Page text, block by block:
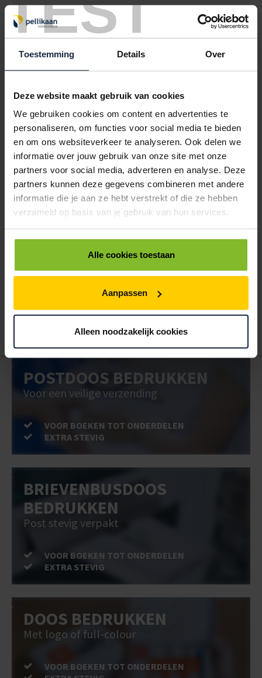
Toestemming Details Over
Deze website maakt gebruik van cookies
We gebruiken cookies om content en advertenties te
personaliseren, om functies voor social media te bieden
en om ons websiteverkeer te analyseren. Ook delen we
informatie over jouw gebruik van onze site met onze
partners voor social media, adverteren en analyse. Deze
partners kunnen deze gegevens combineren met andere
informatie die je aan ze hebt verstrekt of die ze hebben
verzameld op basis van je gebruik van hun services.
Alle cookies toestaan
Aanpassen
Alleen noodzakelijk cookies
KORTINGSETIKETTEN 50% ROOD 30MM ROND
< 1000
1000
€5,19
€5,03 €4,86
KORTINGSETIKETTEN 60% ORANJE 30MM ROND
< 1000
2500
€5,19
9401530 €0,00
KORTINGSETIKETTEN 70% LILA 30MM ROND
< 1000
1000
2500
€5,19
€5,03 €4,86
Hoe werkt een bestellijst?
Wanneer u bent ingelogd, kunt u een eigen bestellijst maken.
Gebruik bestel- en offertelijsten om eenvoudig en snel producten
te bestellen. Uw bestel- en offertelijsten kunt u terugvinden in uw
account. Dat pakt altijd goed uit voor uw administratie!
POSTDOOS BEDRUKKEN
Voor een veilige verzending
VOOR BOEKEN TOT ONDERDELEN
EXTRA STEVIG
BRIEVENBUSDOOS
BEDRUKKEN
Post stevig verpakt
VOOR BOEKEN TOT ONDERDELEN
EXTRA STEVIG
DOOS BEDRUKKEN
Met logo of full-colour
VOOR BOEKEN TOT ONDERDELEN